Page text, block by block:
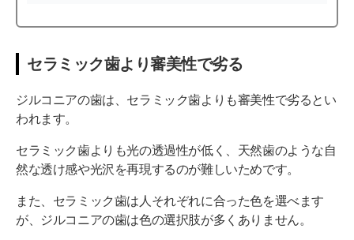
セラミック歯より審美性で劣る
ジルコニアの歯は、セラミック歯よりも審美性で劣るとい
われます。
セラミック歯よりも光の透過性が低く、天然歯のような自
然な透け感や光沢を再現するのが難しいためです。
また、セラミック歯は人それぞれに合った色を選べます
が、ジルコニアの歯は色の選択肢が多くありません。